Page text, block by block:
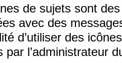
de sujets sont
avec des
d’utiliser des
par l’administrateur